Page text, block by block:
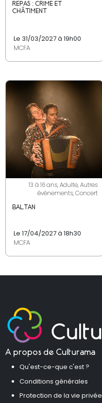
REPAS : CRIME ET
CHÂTIMENT
Le 31/03/2027 à 19h00
MCFA
13 à 16 ans, Adulte, Autres
événements, Concert
BALTAN
Le 17/04/2027 à 18h30
MCFA
A propos de Culturama
Qu'est-ce-que c'est ?
Conditions générales
Protection de la vie privée